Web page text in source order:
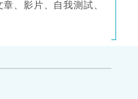
、影片、自我測試、